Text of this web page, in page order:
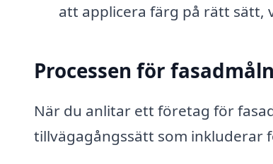
att applicera färg på rätt sätt,
Processen för
När du anlitar ett företag för
tillvägagångssätt som inkluderar